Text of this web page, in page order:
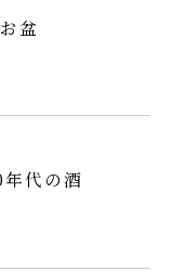
盆
代の酒